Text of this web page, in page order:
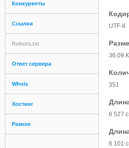
Конкуренты
Ссылки
Robots.txt
Ответ сервера
Whois
Хостинг
Разное
UTF-8
36.09
351
6 527
6 101